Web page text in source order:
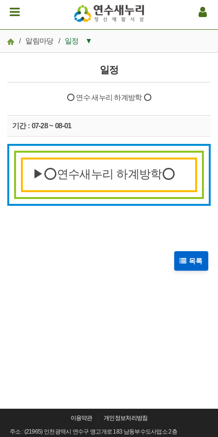
/ 알림마당 / 일정 ▼
일정
후원/봉사
보도자료
일정
⭕ 연수 새누리 하계방학 ⭕
기간 : 07-28 ~ 08-01
본문
▶⭕연수새누리 하계방학⭕
목록
이용약관
개인정보처리방침
주소 : (21965) 인천광역시 연수구 앵고개로 183 남동부수도사업소 2층